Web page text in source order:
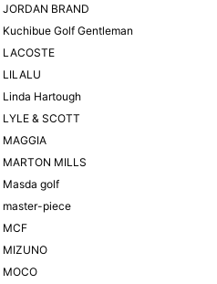
JORDAN BRAND
Kuchibue Golf Gentleman
LACOSTE
LILALU
Linda Hartough
LYLE & SCOTT
MAGGIA
MARTON MILLS
Masda golf
master-piece
MCF
MIZUNO
MOCO